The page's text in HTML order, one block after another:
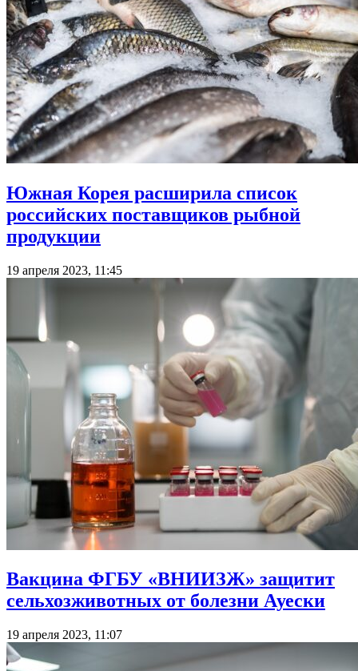
Южная Корея расширила список
российских поставщиков рыбной
продукции
19 апреля 2023, 11:45
Вакцина ФГБУ «ВНИИЗЖ» защитит
сельхозживотных от болезни Ауески
19 апреля 2023, 11:07